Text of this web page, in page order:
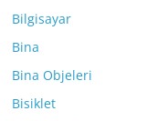
Bilgisayar
Bina
Bina Objeleri
Bisiklet